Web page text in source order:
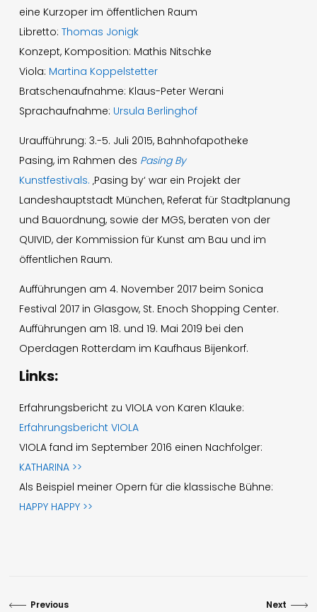
eine Kurzoper im öffentlichen Raum
Libretto:Thomas Jonigk
Konzept, Komposition: Mathis Nitschke
Viola: Martina Koppelstetter
Bratschenaufnahme: Klaus-Peter Werani
Sprachaufnahme: Ursula Berlinghof
Uraufführung: 3.-5. Juli 2015, Bahnhofapotheke
Pasing, im Rahmen des Pasing By
Kunstfestivals.‚Pasing by‘ war ein Projekt der
Landeshauptstadt München, Referat für Stadtplanung
und Bauordnung, sowie der MGS, beraten von der
QUIVID, der Kommission für Kunst am Bau und im
öffentlichen Raum.
Aufführungen am 4. November 2017 beim Sonica
Festival 2017 in Glasgow, St. Enoch Shopping Center.
Aufführungen am 18. und 19. Mai 2019 bei den
Operdagen Rotterdam im Kaufhaus Bijenkorf.
Links:
Erfahrungsbericht zu VIOLA von Karen Klauke:
Erfahrungsbericht VIOLA
VIOLA fand im September 2016 einen Nachfolger:
KATHARINA >>
Als Beispiel meiner Opern für die klassische Bühne:
HAPPY HAPPY >>
Previous Next